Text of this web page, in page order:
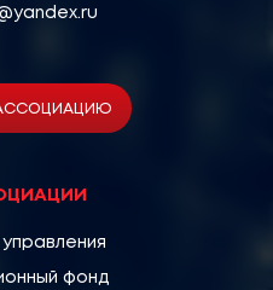
фонд